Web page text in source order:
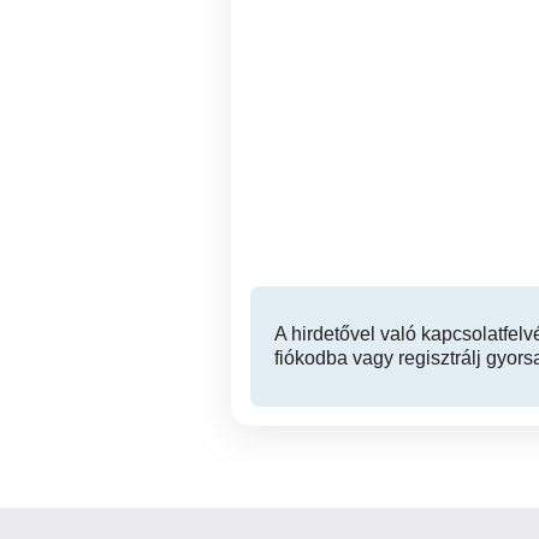
A hirdetővel való
fiókodba vagy regisztrálj